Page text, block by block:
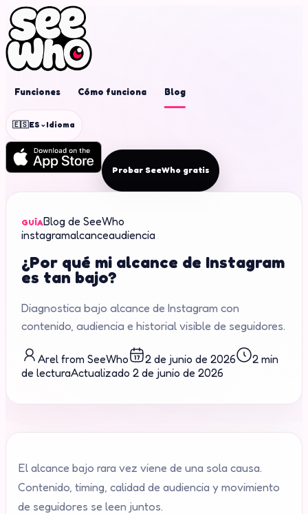
Funciones Cómo funciona Blog
🇪🇸ES ⌄Idioma
Probar SeeWho gratis
GUÍABlog de SeeWho
instagramalcanceaudiencia
¿Por qué mi alcance de Instagram
es tan bajo?
Diagnostica bajo alcance de Instagram con
contenido, audiencia e historial visible de seguidores.
Arel from SeeWho 2 de junio de 2026
2 min
de lecturaActualizado 2 de junio de 2026
El alcance bajo rara vez viene de una sola causa.
Contenido, timing, calidad de audiencia y movimiento
de seguidores se leen juntos.